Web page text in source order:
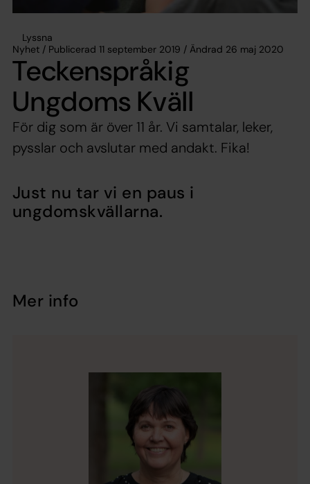
Lyssna
Nyhet / Publicerad 11 september 2019 / Ändrad 26 maj 2020
Teckenspråkig
Ungdoms Kväll
För dig som är över 11 år. Vi samtalar, leker,
pysslar och avslutar med andakt. Fika!
Just nu tar vi en paus i
ungdomskvällarna.
Mer info